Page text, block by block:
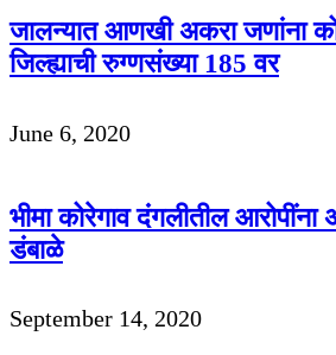
जालन्यात आणखी अकरा जणांना
जिल्ह्याची रुग्णसंख्या 185 वर
June 6, 2020
भीमा कोरेगाव दंगलीतील
डंबाळे
September 14, 2020